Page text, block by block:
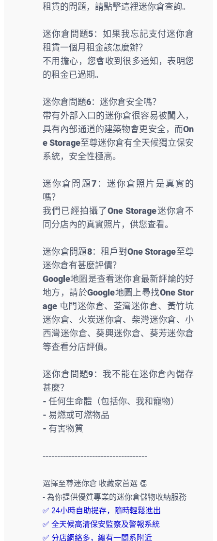
租賃的問題，請點擊這裡迷你倉查詢。
迷你倉問題5：如果我忘記支付迷你倉
租賃一個月租金該怎麼辦？
不用擔心，您會收到很多通知，表明您
的租金已過期。
迷你倉問題6：迷你倉安全嗎？
帶有外部入口的迷你倉很容易被闖入，
具有內部通道的建築物會更安全，而On
e Storage至尊迷你倉有全天候獨立保安
系統，安全性極高。
迷你倉問題7：迷你倉照片是真實的
嗎？
我們已經拍攝了One Storage迷你倉不
同分店內的真實照片，供您查看。
迷你倉問題8：租戶對One Storage至尊
迷你倉有甚麼評價？
Google地圖是查看迷你倉最新評論的好
地方，請於Google地圖上尋找One Stor
age 屯門迷你倉、荃灣迷你倉、黃竹坑
迷你倉、火炭迷你倉、柴灣迷你倉、小
西灣迷你倉、葵興迷你倉、葵芳迷你倉
等查看分店評價。
迷你倉問題9：我不能在迷你倉內儲存
甚麼？
- 任何生命體（包括你、我和寵物）
- 易燃或可燃物品
- 有害物質
------------------------------------
選擇至尊迷你倉 收藏家首選 👏
- 為你提供優質專業的迷你倉儲物收納服務
✅ 24小時自助提存，隨時輕鬆進出
✅ 全天候高清保安監察及警報系統
✅ 分店網絡多，總有一間系附近